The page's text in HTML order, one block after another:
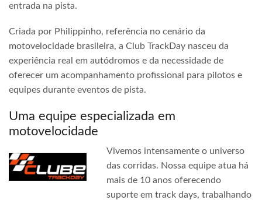
entrada na pista.
Criada por Philippinho, referência no cenário da
motovelocidade brasileira, a Club TrackDay nasceu da
experiência real em autódromos e da necessidade de
oferecer um acompanhamento profissional para pilotos e
equipes durante eventos de pista.
Uma equipe especializada em
motovelocidade
Vivemos intensamente o universo
das corridas. Nossa equipe atua há
mais de 10 anos oferecendo
suporte em track days, trabalhando